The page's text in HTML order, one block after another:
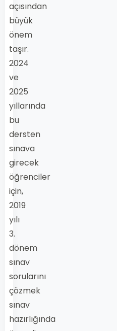
açısından
büyük
önem
taşır.
2024
ve
2025
yıllarında
bu
dersten
sınava
girecek
öğrenciler
için,
2019
yılı
3.
dönem
sınav
sorularını
çözmek
sınav
hazırlığında